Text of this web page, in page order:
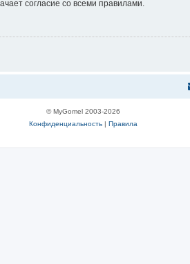
согласие со всеми правилами.
© MyGomel 2003-2026
Конфиденциальность| Правила